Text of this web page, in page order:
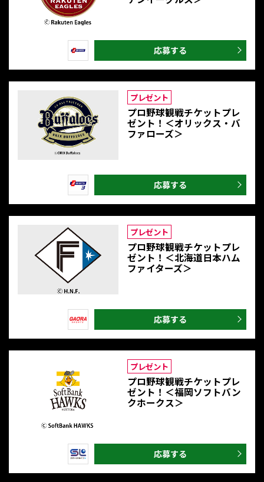
応募する
プレゼント
プロ野球観戦チケットプレ
ゼント！＜オリックス・バ
ファローズ＞
応募する
プレゼント
プロ野球観戦チケットプレ
ゼント！＜北海道日本ハム
ファイターズ＞
応募する
プレゼント
プロ野球観戦チケットプレ
ゼント！＜福岡ソフトバン
クホークス＞
応募する